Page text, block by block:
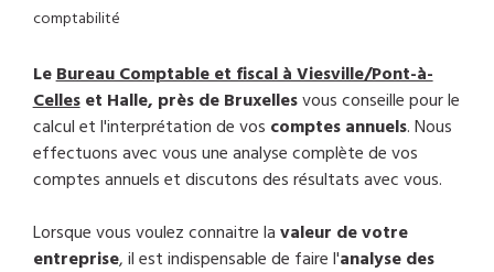
comptabilité
Le Bureau Comptable et fiscal à Viesville/Pont-à-
Celleset Halle, près de Bruxellesvous conseille pour le
calcul et l'interprétation de vos comptes annuels. Nous
effectuons avec vous une analyse complète de vos
comptes annuels et discutons des résultats avec vous.
Lorsque vous voulez connaitre la valeur de votre
entreprise, il est indispensable de faire l'analyse des